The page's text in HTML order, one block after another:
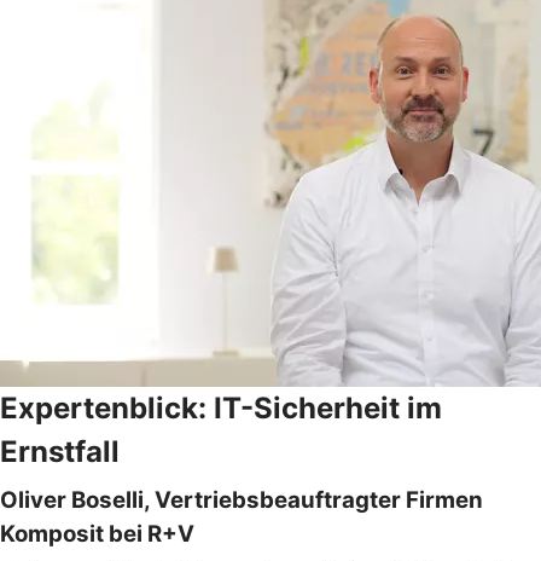
Expertenblick: IT-Sicherheit im
Ernstfall
Oliver Boselli, Vertriebsbeauftragter Firmen
Komposit bei R+V